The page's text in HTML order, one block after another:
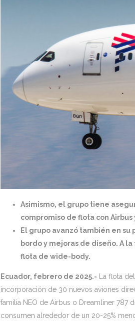
Asimismo, el grupo tiene
compromiso de flota con
El grupo avanzó también en
bordo y mejoras de diseño. A
flota de wide-body.
Ecuador, febrero de 2025.- La flota
incorporación de 30 nuevos aviones
familia NEO de Airbus o Dreamliner 787
consumen alrededor de un 20-25%